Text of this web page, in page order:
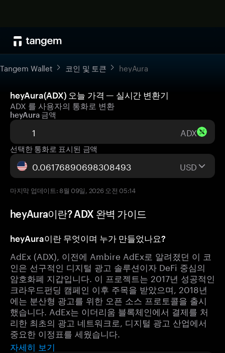
Tangem Wallet 코인 및 토큰 heyAura
heyAura(ADX) 오늘 가격 — 실시간 변환기
ADX 를 사용자의 통화로 변환
heyAura 금액
ADX
선택한 통화로 표시된 금액
USD
마지막 업데이트: 8월 09일, 2026 오전 05:14
heyAura이란? ADX 완벽 가이드
heyAura이란 무엇이며 누가 만들었나요?
AdEx (ADX), 이전에 Ambire AdEx로 알려졌던 이 코
인은 선구적인 디지털 광고 솔루션이자 DeFi 중심의
암호화폐 지갑입니다. 이 프로젝트는 2017년 성공적인
크라우드펀딩 캠페인 이후 주목을 받았으며, 2018년
에는 분산형 광고를 위한 오픈 소스 프로토콜을 출시
했습니다. AdEx는 이더리움 블록체인에서 결제를 처
리한 최초의 광고 네트워크로, 디지털 광고 산업에서
중요한 이정표를 세웠습니다.
자세히 보기